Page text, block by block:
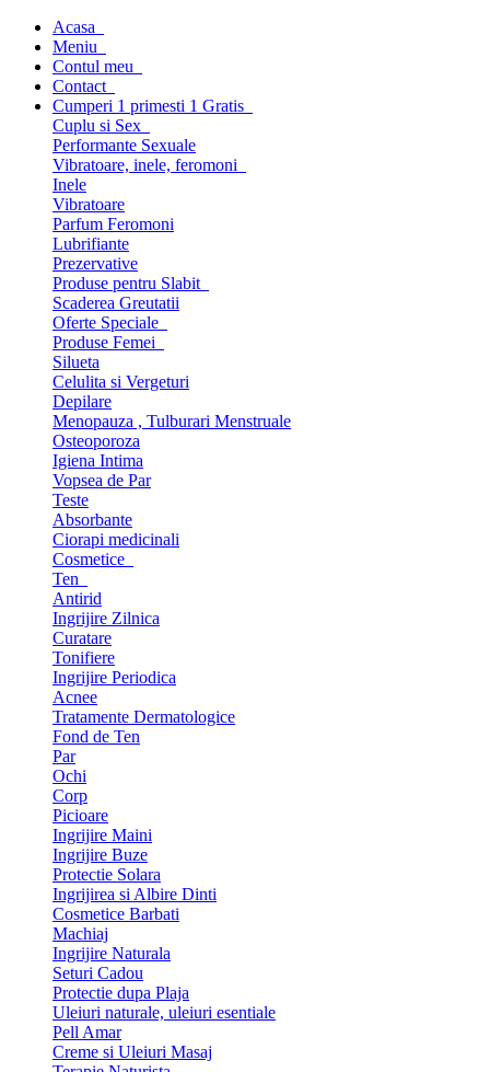
Acasa
Meniu
Contul meu
Contact
Cumperi 1 primesti 1 Gratis
Cuplu si Sex
Performante Sexuale
Vibratoare, inele, feromoni
Inele
Vibratoare
Parfum Feromoni
Lubrifiante
Prezervative
Produse pentru Slabit
Scaderea Greutatii
Oferte Speciale
Produse Femei
Silueta
Celulita si Vergeturi
Depilare
Menopauza , Tulburari Menstruale
Osteoporoza
Igiena Intima
Vopsea de Par
Teste
Absorbante
Ciorapi medicinali
Cosmetice
Ten
Antirid
Ingrijire Zilnica
Curatare
Tonifiere
Ingrijire Periodica
Acnee
Tratamente Dermatologice
Fond de Ten
Par
Ochi
Corp
Picioare
Ingrijire Maini
Ingrijire Buze
Protectie Solara
Ingrijirea si Albire Dinti
Cosmetice Barbati
Machiaj
Ingrijire Naturala
Seturi Cadou
Protectie dupa Plaja
Uleiuri naturale, uleiuri esentiale
Pell Amar
Creme si Uleiuri Masaj